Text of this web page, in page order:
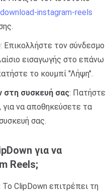
instagram-reels
: Επικολλήστε τον σύνδεσμο
εισαγωγής στο επάνω
το κουμπί "Λήψη".
στη συσκευή σας: Πατήστε
για να αποθηκεύσετε τα
σας.
για να
Reels;
Το ClipDown επιτρέπει τη